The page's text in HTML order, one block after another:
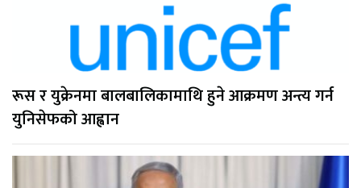
रूस र युक्रेनमा बालबालिकामाथि हुने आक्रमण अन्त्य गर्न
युनिसेफको आह्वान